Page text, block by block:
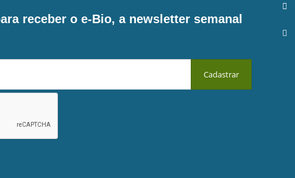
receber o e-Bio, a newsletter semanal